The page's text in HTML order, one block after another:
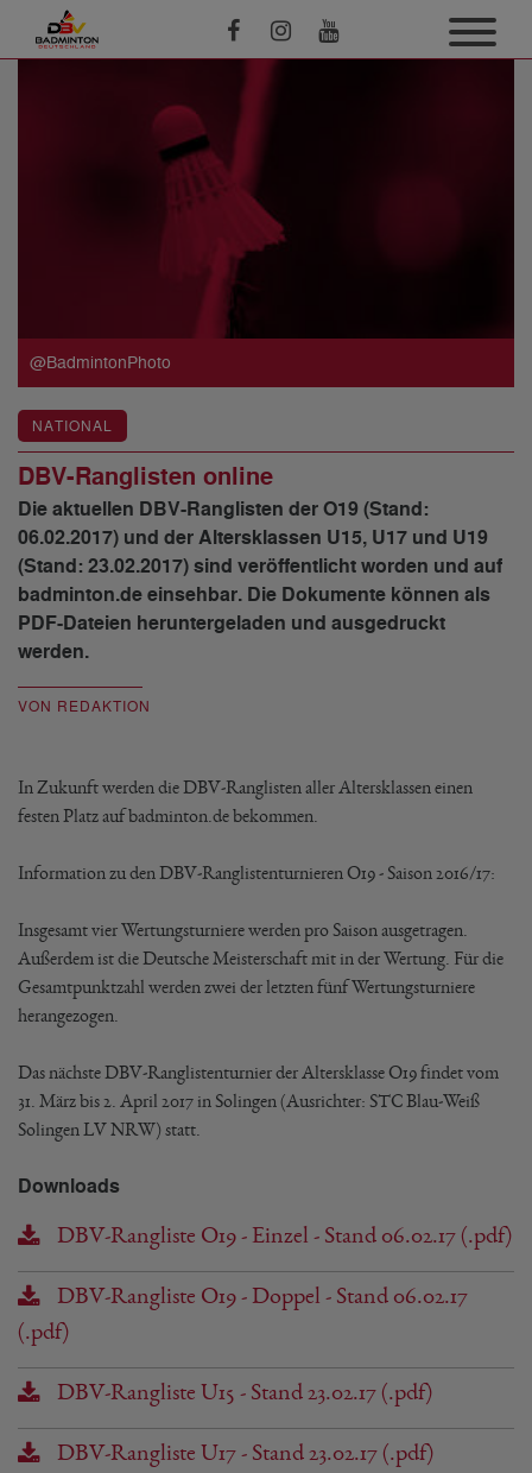
@BadmintonPhoto
NATIONAL
DBV-Ranglisten online
Die aktuellen DBV-Ranglisten der O19 (Stand:
06.02.2017) und der Altersklassen U15, U17 und U19
(Stand: 23.02.2017) sind veröffentlicht worden und auf
badminton.de einsehbar. Die Dokumente können als
PDF-Dateien heruntergeladen und ausgedruckt
werden.
VON REDAKTION
In Zukunft werden die DBV-Ranglisten aller Altersklassen einen
festen Platz auf badminton.de bekommen.
Information zu den DBV-Ranglistenturnieren O19 - Saison 2016/17:
Insgesamt vier Wertungsturniere werden pro Saison ausgetragen.
Außerdem ist die Deutsche Meisterschaft mit in der Wertung. Für die
Gesamtpunktzahl werden zwei der letzten fünf Wertungsturniere
herangezogen.
Das nächste DBV-Ranglistenturnier der Altersklasse O19 findet vom
31. März bis 2. April 2017 in Solingen (Ausrichter: STC Blau-Weiß
Solingen LV NRW) statt.
Downloads
DBV-Rangliste O19 - Einzel - Stand 06.02.17 (.pdf)
DBV-Rangliste O19 - Doppel - Stand 06.02.17
(.pdf)
DBV-Rangliste U15 - Stand 23.02.17 (.pdf)
DBV-Rangliste U17 - Stand 23.02.17 (.pdf)